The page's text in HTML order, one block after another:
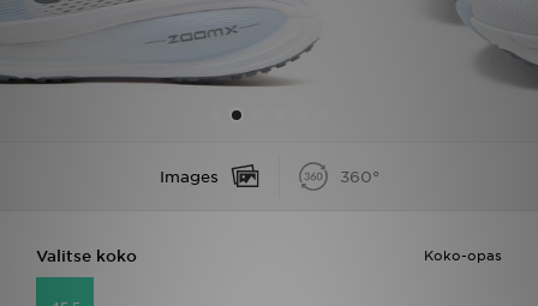
Images 360°
Koko-opas
Valitse koko
Minun JD